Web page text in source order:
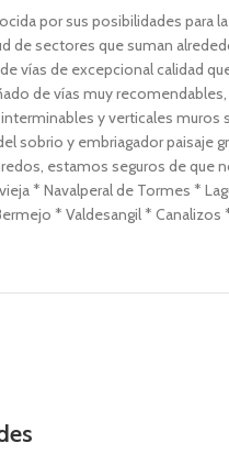
por sus posibilidades para
de sectores que suman
vías de excepcional calidad
de vías muy
y verticales
sobrio y embriagador paisaje
estamos seguros de que
* Navalperal de Tormes *
* Valdesangil *